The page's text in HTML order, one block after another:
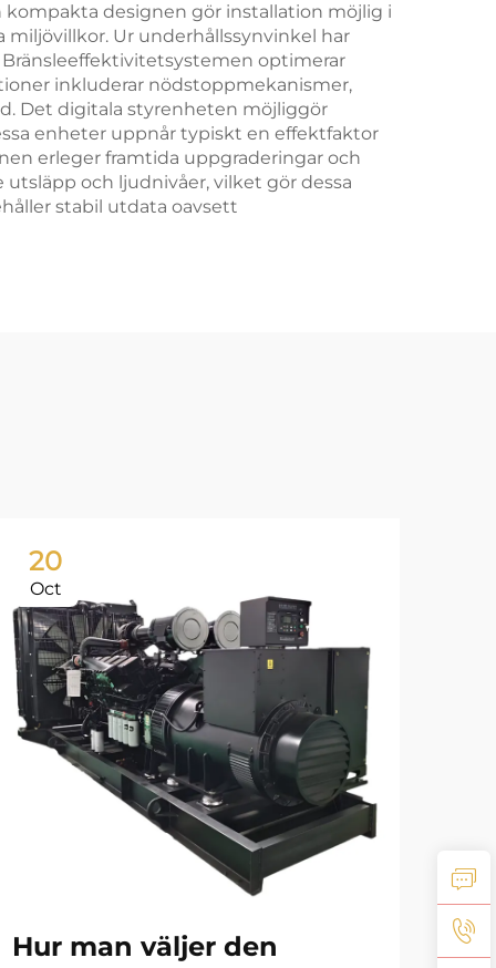
designen gör installation möjlig i
Ur underhållssynvinkel har
optimerar
inkluderar nödstoppmekanismer,
Det digitala styrenheten möjliggör
enheter uppnår typiskt en effektfaktor
erleger framtida uppgraderingar och
och ljudnivåer, vilket gör dessa
stabil utdata oavsett
20
Oct
Hur man väljer den